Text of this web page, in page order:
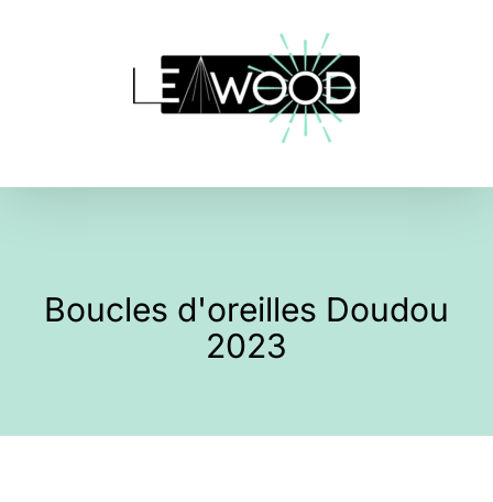
Boucles d'oreilles Doudou
2023